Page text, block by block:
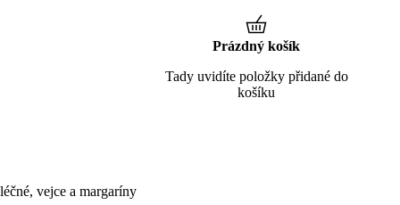
vejce a margaríny
Prázdný košík
Tady uvidíte položky přidané do
košíku